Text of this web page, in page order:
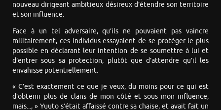
nouveau dirigeant ambitieux désireux d’étendre son territoire
et son influence.
Face à un tel adversaire, qu’ils ne pouvaient pas vaincre
militairement, ces individus essayaient de se protéger le plus
possible en déclarant leur intention de se soumettre à lui et
d’entrer sous sa protection, plutôt que d’attendre qu’il les
envahisse potentiellement.
« C’est exactement ce que je veux, du moins pour ce qui est
d’obtenir plus de clans de mon côté et sous mon influence,
mais..., » Yuuto s’était affaissé contre sa chaise, et avait fait un